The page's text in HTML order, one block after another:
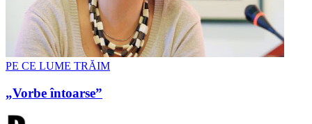
PE CE LUME TRĂIM
„Vorbe întoarse”